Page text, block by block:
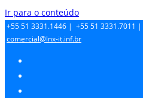
Ir para o conteúdo
+55 51 3331.1446 | +55 51 3331.7011 |
comercial@lnx-it.inf.br